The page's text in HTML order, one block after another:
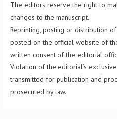
The editors reserve the right to
changes to the manuscript.
Reprinting, posting or distribution
posted on the official website of
written consent of the editorial
Violation of the editorial’s
transmitted for publication and
prosecuted by law.